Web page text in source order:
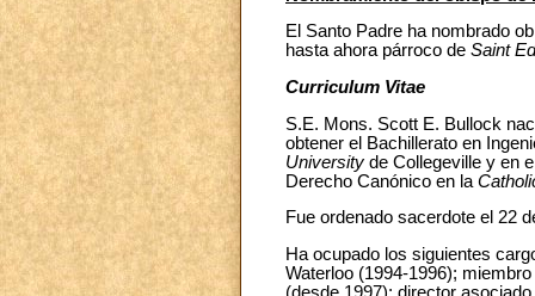
El Santo Padre ha nombrado
hasta ahora párroco de Saint
Curriculum Vitae
S.E. Mons. Scott E. Bullock
obtener el Bachillerato en
University de Collegeville y en
Derecho Canónico en la
Fue ordenado sacerdote el 22
Ha ocupado los siguientes
Waterloo (1994-1996);